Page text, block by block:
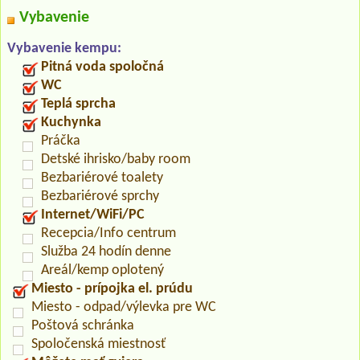
Vybavenie
Vybavenie kempu:
Pitná voda spoločná
WC
Teplá sprcha
Kuchynka
Práčka
Detské ihrisko/baby room
Bezbariérové toalety
Bezbariérové sprchy
Internet/WiFi/PC
Recepcia/Info centrum
Služba 24 hodín denne
Areál/kemp oplotený
Miesto - prípojka el. prúdu
Miesto - odpad/výlevka pre WC
Poštová schránka
Spoločenská miestnosť